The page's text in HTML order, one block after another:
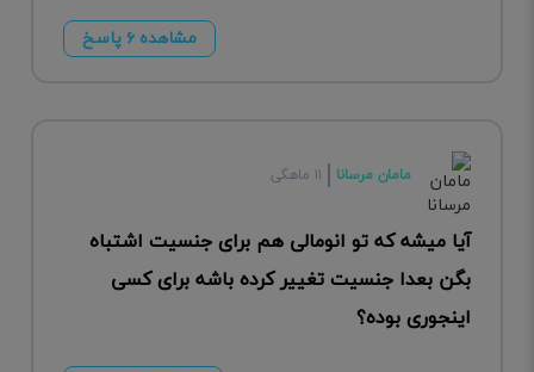
مشاهده ۶ پاسخ
مامان مرسانا ۱۱ ماهگی
آیا میشه که تو انومالی هم برای جنسیت اشتباه
بگن بعدا جنسیت تغییر کرده باشه برای کسی
اینجوری بوده؟